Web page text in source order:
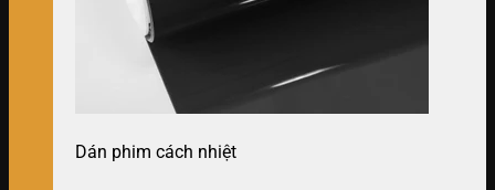
Dán phim cách nhiệt